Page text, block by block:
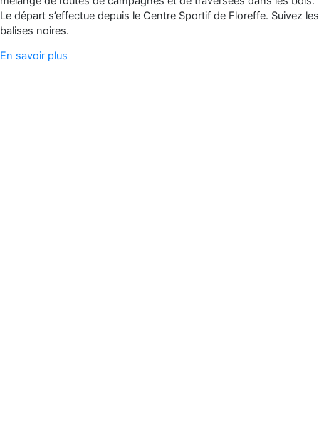
Le départ s’effectue depuis le Centre Sportif de Floreffe. Suivez les
balises noires.
En savoir plus